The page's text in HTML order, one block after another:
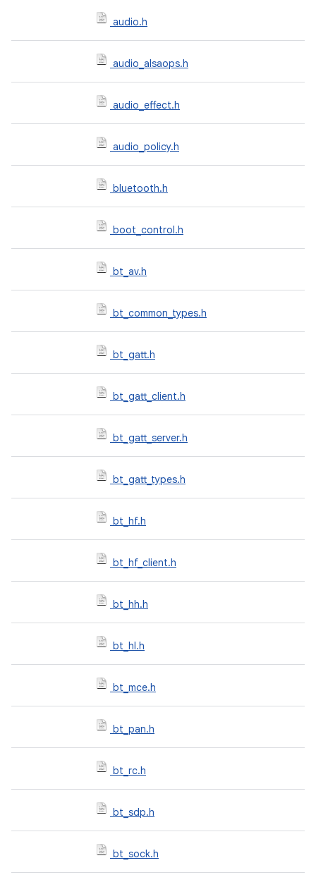
audio.h
audio_alsaops.h
audio_effect.h
audio_policy.h
bluetooth.h
boot_control.h
bt_av.h
bt_common_types.h
bt_gatt.h
bt_gatt_client.h
bt_gatt_server.h
bt_gatt_types.h
bt_hf.h
bt_hf_client.h
bt_hh.h
bt_hl.h
bt_mce.h
bt_pan.h
bt_rc.h
bt_sdp.h
bt_sock.h